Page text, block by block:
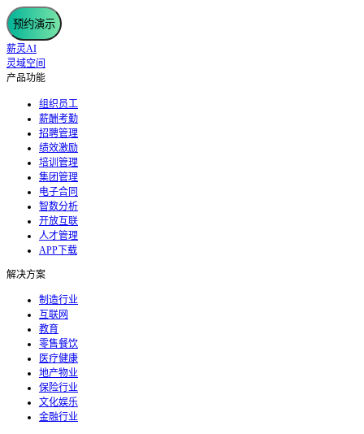
预约演示
薪灵AI
灵域空间
产品功能
组织员工
薪酬考勤
招聘管理
绩效激励
培训管理
集团管理
电子合同
智数分析
开放互联
人才管理
APP下载
解决方案
制造行业
互联网
教育
零售餐饮
医疗健康
地产物业
保险行业
文化娱乐
金融行业